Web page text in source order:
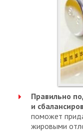
Правильно
и
поможет
жировыми